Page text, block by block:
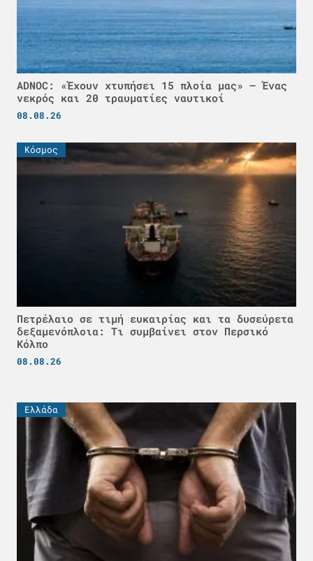
ADNOC: «Έχουν χτυπήσει 15 πλοία μας» – Ένας
νεκρός και 20 τραυματίες ναυτικοί
08.08.26
Κόσμος
Πετρέλαιο σε τιμή ευκαιρίας και τα δυσεύρετα
δεξαμενόπλοια: Τι συμβαίνει στον Περσικό
Κόλπο
08.08.26
Ελλάδα